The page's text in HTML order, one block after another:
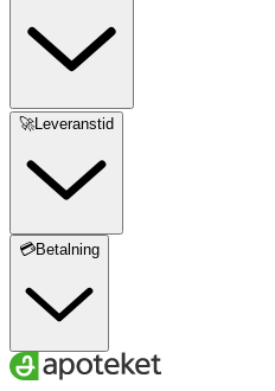
🚀Leveranstid
💳Betalning